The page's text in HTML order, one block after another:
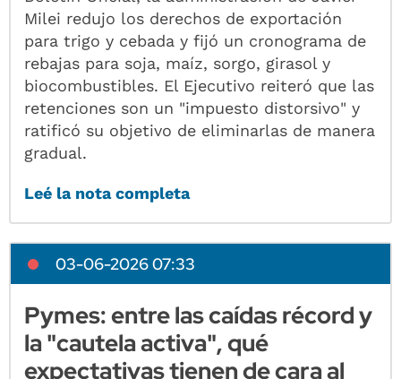
Milei redujo los derechos de exportación
para trigo y cebada y fijó un cronograma de
rebajas para soja, maíz, sorgo, girasol y
biocombustibles. El Ejecutivo reiteró que las
retenciones son un "impuesto distorsivo" y
ratificó su objetivo de eliminarlas de manera
gradual.
Leé la nota completa
03-06-2026 07:33
Pymes: entre las caídas récord y
la "cautela activa", qué
expectativas tienen de cara al